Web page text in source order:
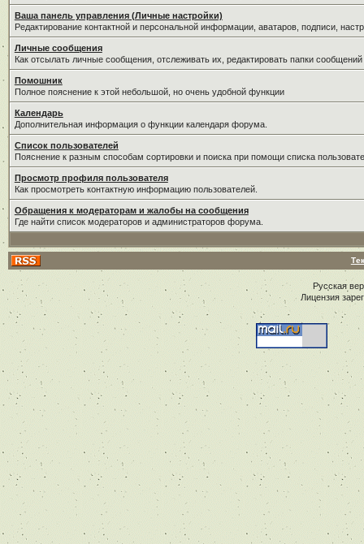
Ваша панель управления (Личные настройки)
Редактирование контактной и персональной информации, аватаров, подписи,
Личные сообщения
Как отсылать личные сообщения, отслеживать их, редактировать папки
Помошник
Полное пояснение к этой небольшой, но очень удобной функции
Календарь
Дополнительная информация о функции календаря форума.
Список пользователей
Пояснение к разным способам сортировки и поиска при помощи списка
Просмотр профиля пользователя
Как просмотреть контактную информацию пользователей.
Обращения к модераторам и жалобы на сообщения
Где найти список модераторов и администраторов форума.
Русская
Лицензия